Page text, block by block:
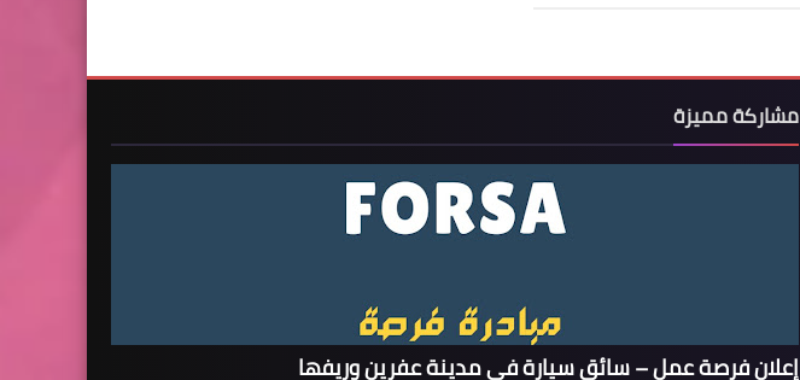
مشاركة مميزة
إعلان فرصة عمل – سائق سيارة في مدينة عفرين وريفها